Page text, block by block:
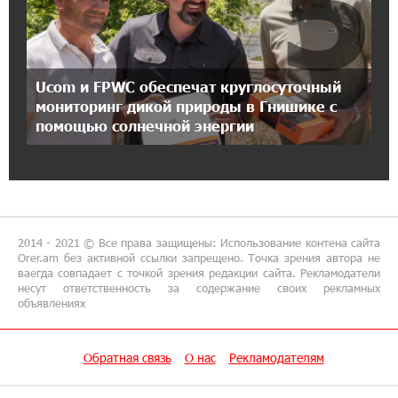
Карапетян
17:46:18 8-07-2026
Глава МИД Иордании: Подписание мирного
соглашения между Арменией и
Азербайджаном близко
17:24:27 8-07-2026
Idram - главный партнер ежегодной
конференции «На пути к осознанному
воспитанию детей 2026»
16:39:41 8-07-2026
Ucom и FPWC обеспечат круглосуточный
мониторинг дикой природы в Гнишике с
помощью солнечной энергии
2014 - 2021 © Все права защищены: Использование контена сайта
Orer.am без активной ссылки запрещено. Точка зрения автора не
ваегда совпадает с точкой зрения редакции сайта. Рекламодатели
несут ответственность за содержание своих рекламных
объявлениях
Обратная связь О нас Рекламодателям